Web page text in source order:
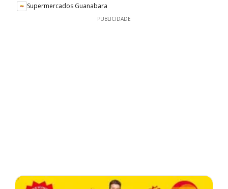
Supermercados Guanabara
PUBLICIDADE